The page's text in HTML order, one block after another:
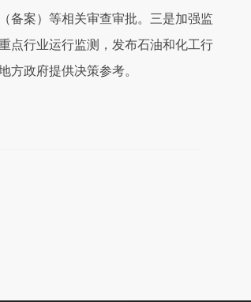
备案）等相关审查审批。三是加强监
点行业运行监测，发布石油和化工行
方政府提供决策参考。